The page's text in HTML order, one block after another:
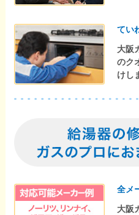
てい
大阪
のク
けし
全メ
大阪